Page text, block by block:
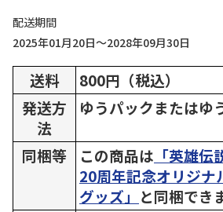
配送期間
2025年01月20日～2028年09月30日
送料
800円（税込）
発送方
法
ゆうパックまたはゆ
同梱等 この商品は 「英雄
20周年記念オリジナ
グッズ」 と同梱でき